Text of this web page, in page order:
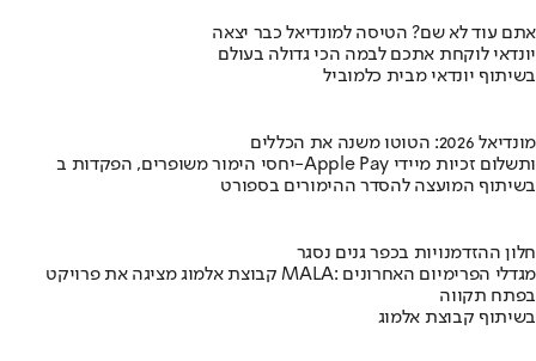
אתם עוד לא שם? הטיסה למונדיאל כבר יצאה
יונדאי לוקחת אתכם לבמה הכי גדולה בעולם
בשיתוף יונדאי מבית כלמוביל
מונדיאל 2026: הטוטו משנה את הכללים
יחסי הימור משופרים, הפקדות ב-Apple Pay ותשלום זכיות מיידי
בשיתוף המועצה להסדר ההימורים בספורט
חלון ההזדמנויות בכפר גנים נסגר
קבוצת אלמוג מציגה את פרויקט MALA: מגדלי הפרימיום האחרונים
בפתח תקווה
בשיתוף קבוצת אלמוג